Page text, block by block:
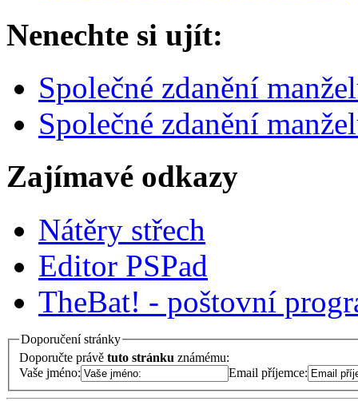
Nenechte si ujít:
Společné zdanění
Společné zdanění
Zajímavé odkazy
Nátěry střech
Editor PSPad
TheBat! - poštovní
Doporučení stránky
Doporučte právě tuto stránku známému:
Vaše jméno:
Email příjemce: